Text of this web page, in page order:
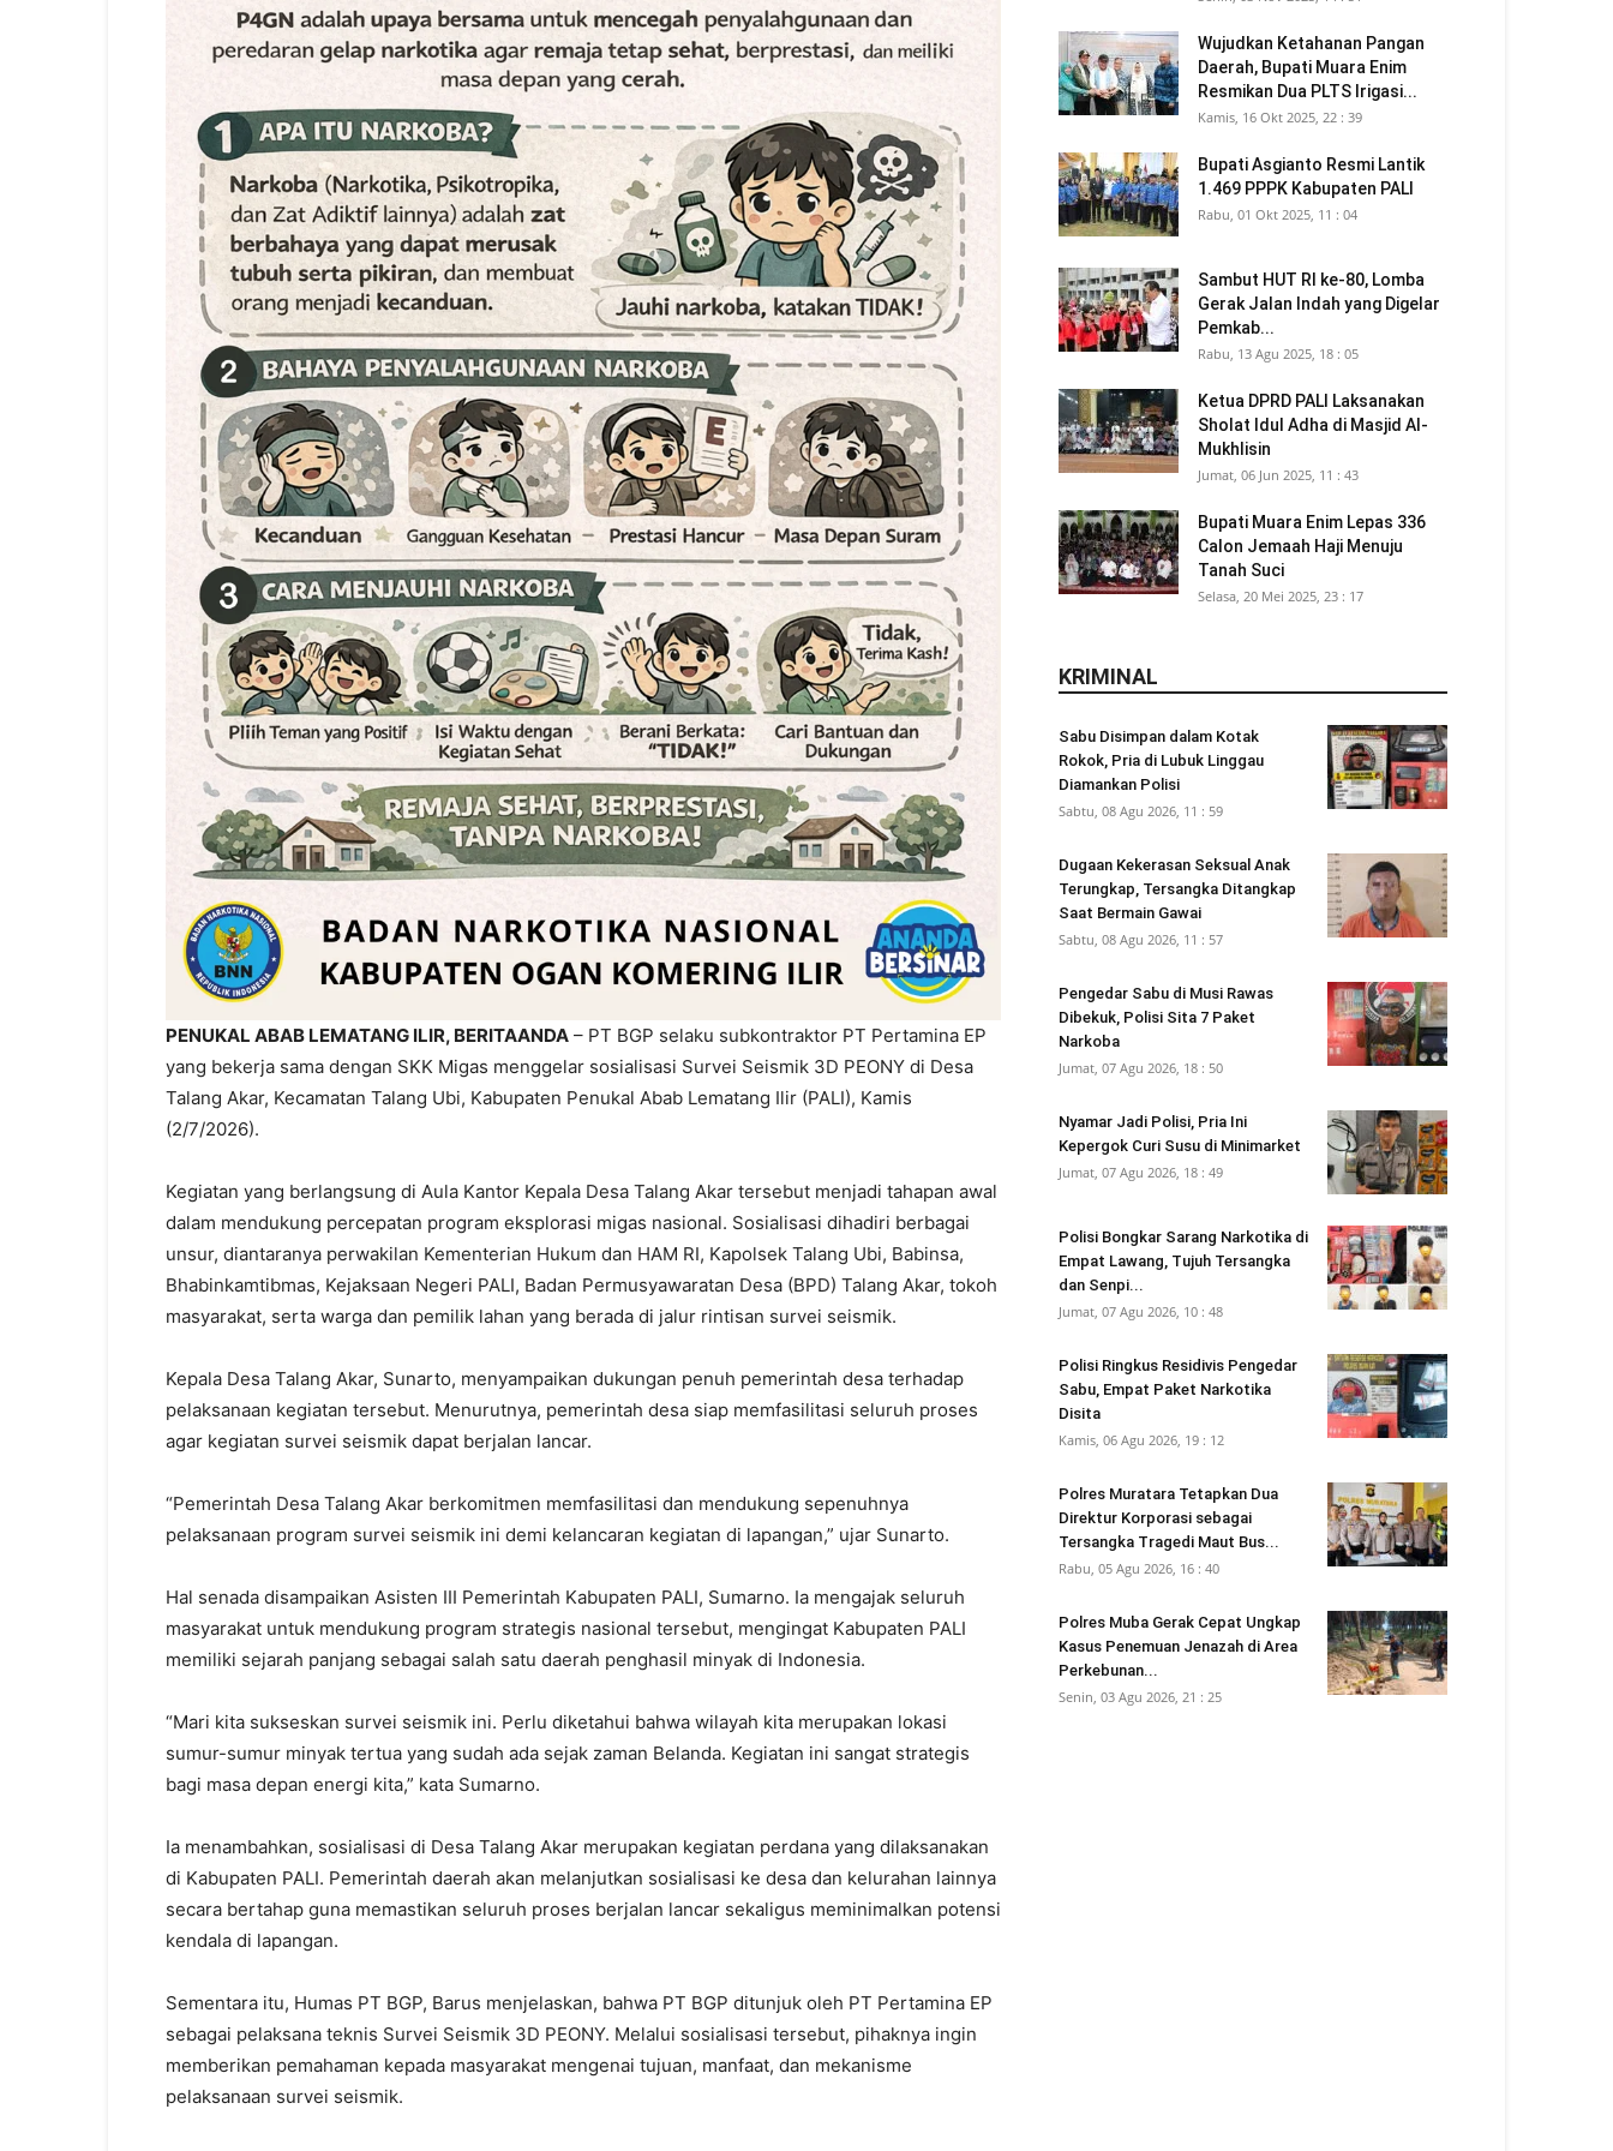
PENUKAL ABAB LEMATANG ILIR, BERITAANDA – PT BGP selaku subkontraktor PT Pertamina EP
yang bekerja sama dengan SKK Migas menggelar sosialisasi Survei Seismik 3D PEONY di Desa
Talang Akar, Kecamatan Talang Ubi, Kabupaten Penukal Abab Lematang Ilir (PALI), Kamis
(2/7/2026).
Kegiatan yang berlangsung di Aula Kantor Kepala Desa Talang Akar tersebut menjadi tahapan awal
dalam mendukung percepatan program eksplorasi migas nasional. Sosialisasi dihadiri berbagai
unsur, diantaranya perwakilan Kementerian Hukum dan HAM RI, Kapolsek Talang Ubi, Babinsa,
Bhabinkamtibmas, Kejaksaan Negeri PALI, Badan Permusyawaratan Desa (BPD) Talang Akar, tokoh
masyarakat, serta warga dan pemilik lahan yang berada di jalur rintisan survei seismik.
Kepala Desa Talang Akar, Sunarto, menyampaikan dukungan penuh pemerintah desa terhadap
pelaksanaan kegiatan tersebut. Menurutnya, pemerintah desa siap memfasilitasi seluruh proses
agar kegiatan survei seismik dapat berjalan lancar.
“Pemerintah Desa Talang Akar berkomitmen memfasilitasi dan mendukung sepenuhnya
pelaksanaan program survei seismik ini demi kelancaran kegiatan di lapangan,” ujar Sunarto.
Hal senada disampaikan Asisten III Pemerintah Kabupaten PALI, Sumarno. Ia mengajak seluruh
masyarakat untuk mendukung program strategis nasional tersebut, mengingat Kabupaten PALI
memiliki sejarah panjang sebagai salah satu daerah penghasil minyak di Indonesia.
“Mari kita sukseskan survei seismik ini. Perlu diketahui bahwa wilayah kita merupakan lokasi
sumur-sumur minyak tertua yang sudah ada sejak zaman Belanda. Kegiatan ini sangat strategis
bagi masa depan energi kita,” kata Sumarno.
Ia menambahkan, sosialisasi di Desa Talang Akar merupakan kegiatan perdana yang dilaksanakan
di Kabupaten PALI. Pemerintah daerah akan melanjutkan sosialisasi ke desa dan kelurahan lainnya
secara bertahap guna memastikan seluruh proses berjalan lancar sekaligus meminimalkan potensi
kendala di lapangan.
Sementara itu, Humas PT BGP, Barus menjelaskan, bahwa PT BGP ditunjuk oleh PT Pertamina EP
sebagai pelaksana teknis Survei Seismik 3D PEONY. Melalui sosialisasi tersebut, pihaknya ingin
memberikan pemahaman kepada masyarakat mengenai tujuan, manfaat, dan mekanisme
pelaksanaan survei seismik.
Wujudkan Ketahanan Pangan
Daerah, Bupati Muara Enim
Resmikan Dua PLTS Irigasi...
Kamis, 16 Okt 2025, 22 : 39
Bupati Asgianto Resmi Lantik
1.469 PPPK Kabupaten PALI
Rabu, 01 Okt 2025, 11 : 04
Sambut HUT RI ke-80, Lomba
Gerak Jalan Indah yang Digelar
Pemkab...
Rabu, 13 Agu 2025, 18 : 05
Ketua DPRD PALI Laksanakan
Sholat Idul Adha di Masjid Al-
Mukhlisin
Jumat, 06 Jun 2025, 11 : 43
Bupati Muara Enim Lepas 336
Calon Jemaah Haji Menuju
Tanah Suci
Selasa, 20 Mei 2025, 23 : 17
KRIMINAL
Sabu Disimpan dalam Kotak
Rokok, Pria di Lubuk Linggau
Diamankan Polisi
Sabtu, 08 Agu 2026, 11 : 59
Dugaan Kekerasan Seksual Anak
Terungkap, Tersangka Ditangkap
Saat Bermain Gawai
Sabtu, 08 Agu 2026, 11 : 57
Pengedar Sabu di Musi Rawas
Dibekuk, Polisi Sita 7 Paket
Narkoba
Jumat, 07 Agu 2026, 18 : 50
Nyamar Jadi Polisi, Pria Ini
Kepergok Curi Susu di Minimarket
Jumat, 07 Agu 2026, 18 : 49
Polisi Bongkar Sarang Narkotika di
Empat Lawang, Tujuh Tersangka
dan Senpi...
Jumat, 07 Agu 2026, 10 : 48
Polisi Ringkus Residivis Pengedar
Sabu, Empat Paket Narkotika
Disita
Kamis, 06 Agu 2026, 19 : 12
Polres Muratara Tetapkan Dua
Direktur Korporasi sebagai
Tersangka Tragedi Maut Bus...
Rabu, 05 Agu 2026, 16 : 40
Polres Muba Gerak Cepat Ungkap
Kasus Penemuan Jenazah di Area
Perkebunan...
Senin, 03 Agu 2026, 21 : 25